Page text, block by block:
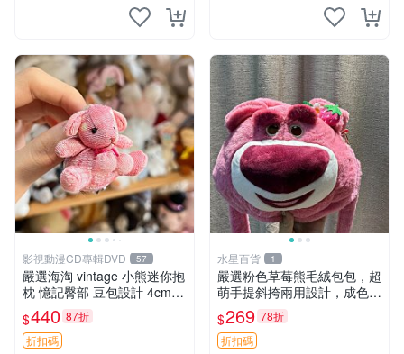
影視動漫CD專輯DVD 57
嚴選海淘 vintage 小熊迷你抱
枕 憶記臀部 豆包設計 4cm
高 推薦收藏 迷你豆包小熊、
高臀部、豆袋抱枕
$440 87折
折扣碼
水星百貨 1
嚴選粉色草莓熊毛絨包包，超
萌手提斜挎兩用設計，成色上
佳容量大 粉紅草莓 毛絨包 超
大容量
$269 78折
折扣碼